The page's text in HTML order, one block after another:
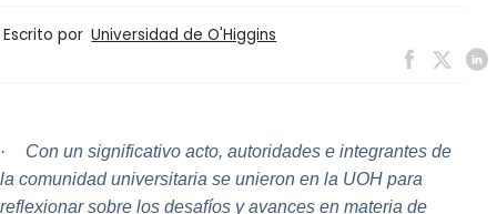
Escrito por Universidad de O'Higgins
· Con un significativo acto, autoridades e integrantes de
la comunidad universitaria se unieron en la UOH para
reflexionar sobre los desafíos y avances en materia de